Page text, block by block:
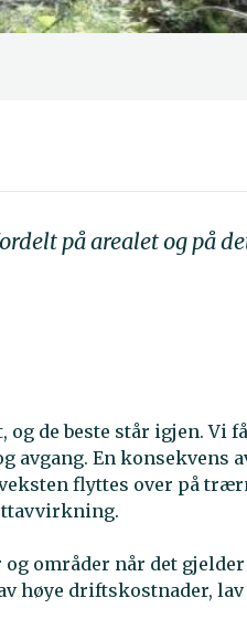
på arealet og på
de beste står igjen. Vi
En konsekvens
flyttes over på
områder når det
høye driftskostnader,